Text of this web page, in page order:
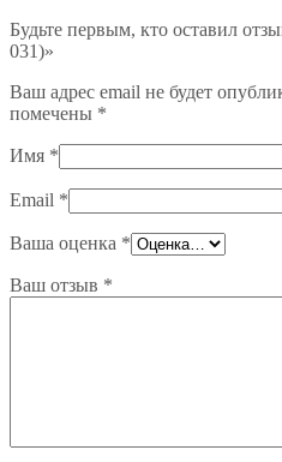
Будьте первым, кто оставил
031)»
Ваш адрес email не будет
помечены *
Имя *
Email *
Ваша оценка *
Ваш отзыв *